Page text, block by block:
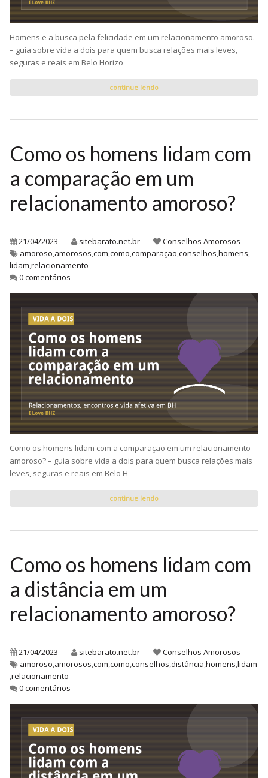
Homens e a busca pela felicidade em um relacionamento amoroso.
– guia sobre vida a dois para quem busca relações mais leves,
seguras e reais em Belo Horizo
continue lendo
Como os homens lidam com
a comparação em um
relacionamento amoroso?
21/04/2023 sitebarato.net.br
Conselhos Amorosos
amoroso,amorosos,com,como,comparação,conselhos,homens,
lidam,relacionamento
0 comentários
Como os homens lidam com a comparação em um relacionamento
amoroso? – guia sobre vida a dois para quem busca relações mais
leves, seguras e reais em Belo H
continue lendo
Como os homens lidam com
a distância em um
relacionamento amoroso?
21/04/2023 sitebarato.net.br
Conselhos Amorosos
amoroso,amorosos,com,como,conselhos,distância,homens,lidam
,relacionamento
0 comentários